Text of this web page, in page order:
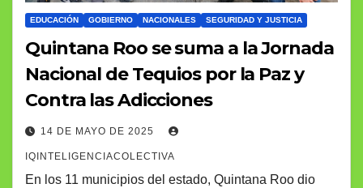
EDUCACIÓN GOBIERNO NACIONALES SEGURIDAD Y JUSTICIA
Quintana Roo se suma a la Jornada
Nacional de Tequios por la Paz y
Contra las Adicciones
14 DE MAYO DE 2025
IQINTELIGENCIACOLECTIVA
En los 11 municipios del estado, Quintana Roo dio